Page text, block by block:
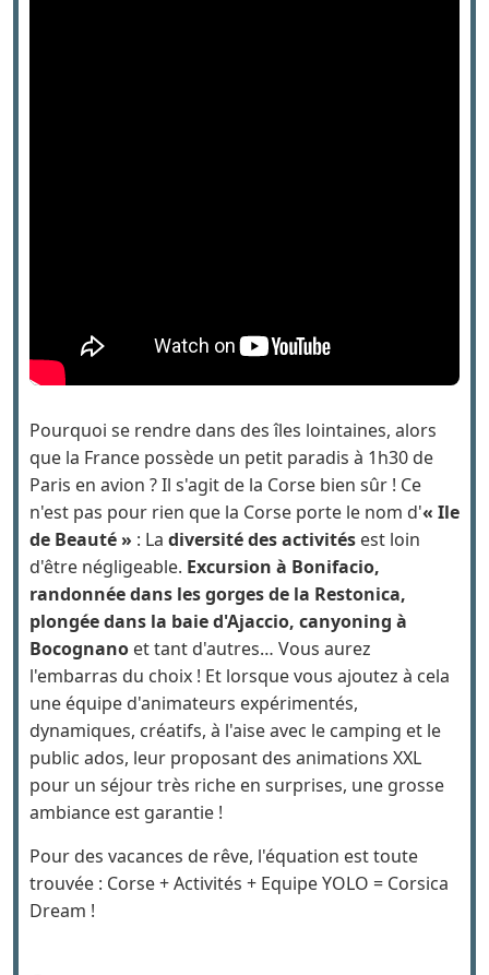
Pourquoi se rendre dans des îles lointaines, alors
que la France possède un petit paradis à 1h30 de
Paris en avion ? Il s'agit de la Corse bien sûr ! Ce
n'est pas pour rien que la Corse porte le nom d'
de Beauté »: Ladiversité des activitésest loin
d'être négligeable.Excursion à Bonifacio,
randonnée dans les gorges de la Restonica,
plongée dans la baie d'Ajaccio, canyoning à
Bocognanoet tant d'autres… Vous aurez
l'embarras du choix ! Et lorsque vous ajoutez à cela
une équipe d'animateurs expérimentés,
dynamiques, créatifs, à l'aise avec le camping et le
public ados, leur proposant des animations XXL
pour un séjour très riche en surprises, une grosse
Pour des vacances de rêve, l'équation est toute
trouvée : Corse + Activités + Equipe YOLO = Corsica